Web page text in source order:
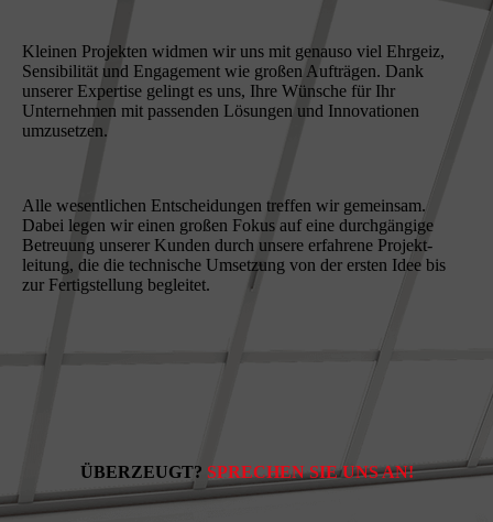
Kleinen Projekten widmen wir uns mit genauso viel Ehrgeiz,
Sensibilität und Engagement wie großen Aufträgen. Dank
unserer Expertise gelingt es uns, Ihre Wünsche für Ihr
Unternehmen mit passenden Lösungen und Innovationen
umzusetzen.
Alle wesentlichen Entscheidungen treffen wir gemeinsam.
Dabei legen wir einen großen Fokus auf eine durch­gäng­ige
Betreuung unserer Kunden durch unsere erfahrene Projekt­
leitung, die die technische Umsetzung von der ersten Idee bis
zur Fertig­stellung begleitet.
ÜBERZEUGT? SPRECHEN SIE UNS AN!